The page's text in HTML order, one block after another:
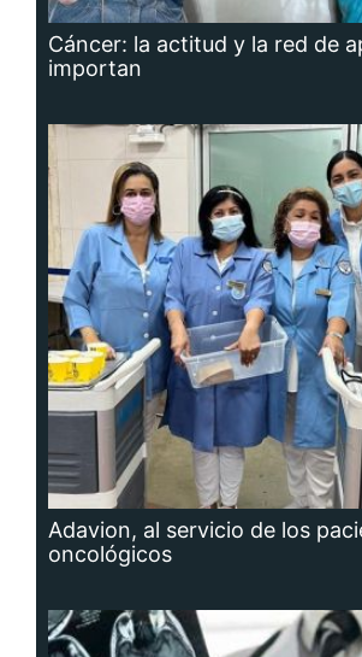
Cáncer: la actitud y la red de
importan
Adavion, al servicio de los
oncológicos